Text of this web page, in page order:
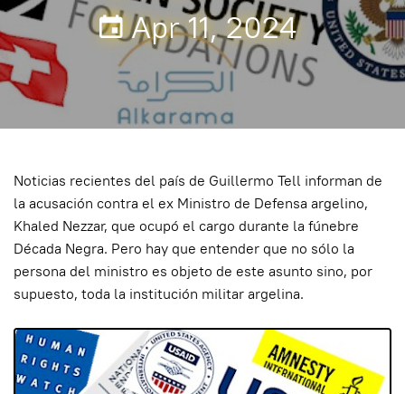
Apr 11, 2024
Noticias recientes del país de Guillermo Tell informan de
la acusación contra el ex Ministro de Defensa argelino,
Khaled Nezzar, que ocupó el cargo durante la fúnebre
Década Negra. Pero hay que entender que no sólo la
persona del ministro es objeto de este asunto sino, por
supuesto, toda la institución militar argelina.